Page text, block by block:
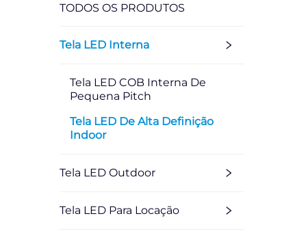
TODOS OS PRODUTOS
Tela LED Interna
Tela LED COB Interna De
Pequena Pitch
Tela LED De Alta Definição
Indoor
Tela LED Outdoor
Tela LED Para Locação